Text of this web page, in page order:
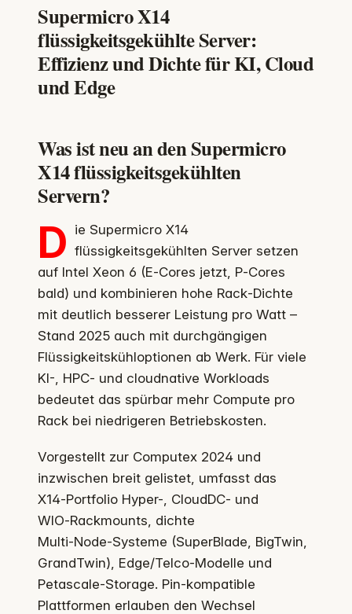
Supermicro X14
flüssigkeitsgekühlte Server:
Effizienz und Dichte für KI, Cloud
und Edge
Was ist neu an den Supermicro
X14 flüssigkeitsgekühlten
Servern?
D ie Supermicro X14
flüssigkeitsgekühlten Server setzen
auf Intel Xeon 6 (E‑Cores jetzt, P‑Cores
bald) und kombinieren hohe Rack‑Dichte
mit deutlich besserer Leistung pro Watt –
Stand 2025 auch mit durchgängigen
Flüssigkeitskühloptionen ab Werk. Für viele
KI-, HPC- und cloudnative Workloads
bedeutet das spürbar mehr Compute pro
Rack bei niedrigeren Betriebskosten.
Vorgestellt zur Computex 2024 und
inzwischen breit gelistet, umfasst das
X14‑Portfolio Hyper-, CloudDC- und
WIO‑Rackmounts, dichte
Multi‑Node‑Systeme (SuperBlade, BigTwin,
GrandTwin), Edge/Telco‑Modelle und
Petascale‑Storage. Pin‑kompatible
Plattformen erlauben den Wechsel